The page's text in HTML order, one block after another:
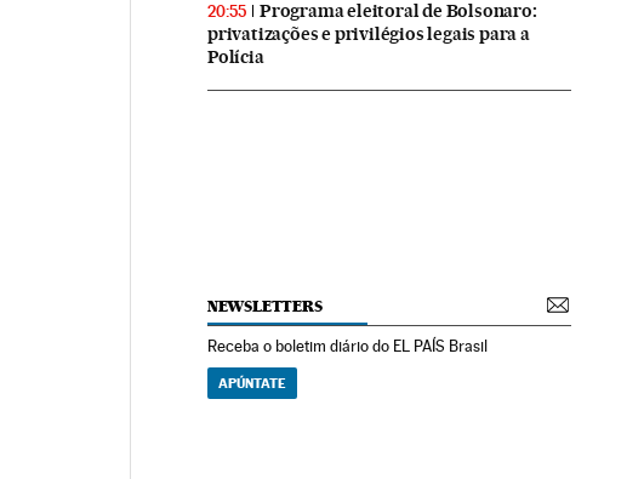
20:55
Programa eleitoral de Bolsonaro:
privatizações e privilégios legais para a
Polícia
NEWSLETTERS
Receba o boletim diário do EL PAÍS Brasil
APÚNTATE